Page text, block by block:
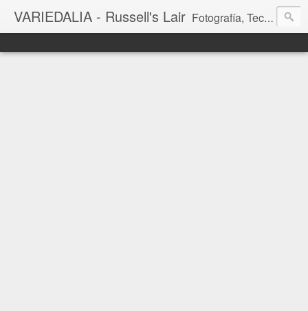
VARIEDALIA - Russell's Lair Fotografía, Tecnología, Cine y Videojuegos en un Blog Multitemática. El rinconcito del creador de FotoMuseo 3D y Left 4 SGC.